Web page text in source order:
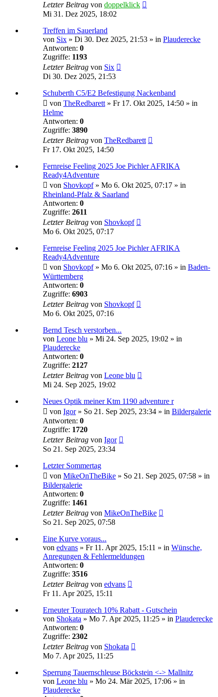
Letzter Beitrag von doppelklick
Mi 31. Dez 2025, 18:02
Treffen im Sauerland
von Six » Di 30. Dez 2025, 21:53 » in Plauderecke
Antworten: 0
Zugriffe: 1193
Letzter Beitrag von Six
Di 30. Dez 2025, 21:53
Schuberth C5/E2 Befestigung Nackenband
von TheRedbarett » Fr 17. Okt 2025, 14:50 » in
Helme
Antworten: 0
Zugriffe: 3890
Letzter Beitrag von TheRedbarett
Fr 17. Okt 2025, 14:50
Fernreise Feeling 2025 Joe Pichler AFRIKA
Ready4Adventure
von Shovkopf» Mo 6. Okt 2025, 07:17 » in
Rheinland-Pfalz & Saarland
Antworten: 0
Zugriffe: 2611
Letzter Beitrag von Shovkopf
Mo 6. Okt 2025, 07:17
Fernreise Feeling 2025 Joe Pichler AFRIKA
Ready4Adventure
von Shovkopf» Mo 6. Okt 2025, 07:16 » in Baden-
Württemberg
Antworten: 0
Zugriffe: 6903
Letzter Beitrag von Shovkopf
Mo 6. Okt 2025, 07:16
Bernd Tesch verstorben...
von Leone blu » Mi 24. Sep 2025, 19:02 » in
Plauderecke
Antworten: 0
Zugriffe: 2127
Letzter Beitrag von Leone blu
Mi 24. Sep 2025, 19:02
Neues Optik meiner Ktm 1190 adventure r
von Igor» So 21. Sep 2025, 23:34 » in Bildergalerie
Antworten: 0
Zugriffe: 1720
Letzter Beitrag von Igor
So 21. Sep 2025, 23:34
Letzter Sommertag
von MikeOnTheBike » So 21. Sep 2025, 07:58 » in
Bildergalerie
Antworten: 0
Zugriffe: 1461
Letzter Beitrag von MikeOnTheBike
So 21. Sep 2025, 07:58
Eine Kurve voraus...
von edvans » Fr 11. Apr 2025, 15:11 » in Wünsche,
Anregungen & Fehlermeldungen
Antworten: 0
Zugriffe: 3516
Letzter Beitrag von edvans
Fr 11. Apr 2025, 15:11
Erneuter Touratech 10% Rabatt - Gutschein
von Shokata » Mo 7. Apr 2025, 11:25 » in Plauderecke
Antworten: 0
Zugriffe: 2302
Letzter Beitrag von Shokata
Mo 7. Apr 2025, 11:25
Sperrung Tauernschleuse Böckstein <-> Mallnitz
von Leone blu » Mo 24. Mär 2025, 17:06 » in
Plauderecke